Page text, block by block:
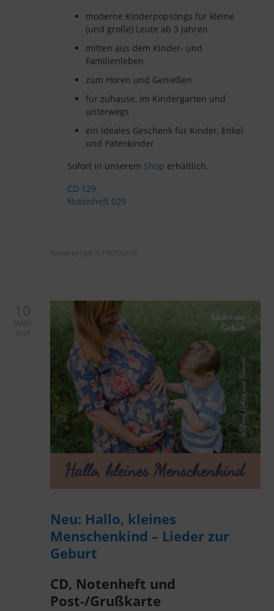
moderne Kinderpopsongs für kleine
(und große) Leute ab 3 Jahren
mitten aus dem Kinder- und
Familienleben
zum Hören und Genießen
für zuhause, im Kindergarten und
unterwegs
ein ideales Geschenk für Kinder, Enkel
und Patenkinder
Sofort in unserem Shop erhältlich.
CD 129
Notenheft 029
Posted by HJM in PRODUKTE
10
MÄRZ
Neu: Hallo, kleines
Menschenkind – Lieder zur
Geburt
CD, Notenheft und
Post-/Grußkarte